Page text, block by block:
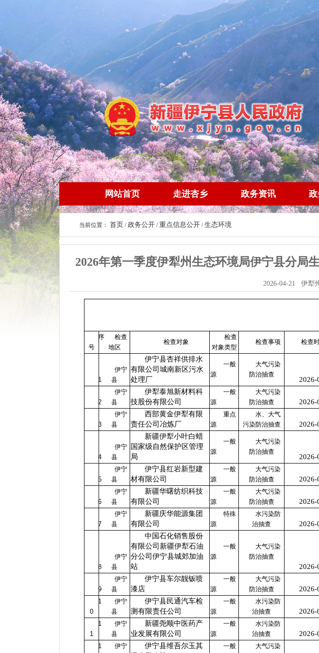
网站首页 走进杏乡 政务资讯
当前位置： 首页 /政务公开 /重点信息公开 /生态环境
2026年第一季度伊犁州生态环境局伊宁县分局
2026-04-21 伊犁
序
号
检查
地区
检查对象
检查
对象类型
检查事项 检查
1
伊宁
县
伊宁县杏祥供排水
有限公司城南新区污水
处理厂
一般
源
大气污染
防治抽查
2026-
2
伊宁
县
伊犁泰旭新材料科
技股份有限公司
一般
源
大气污染
防治抽查
2026-
3
伊宁
县
西部黄金伊犁有限
责任公司冶炼厂
重点
源
水、大气
污染防治抽查
2026-
4
伊宁
县
新疆伊犁小叶白蜡
国家级自然保护区管理
局
一般
源
大气污染
防治抽查
2026-
5
伊宁
县
伊宁县红岩新型建
材有限公司
一般
源
大气污染
防治抽查
2026-
6
伊宁
县
新疆华曙纺织科技
有限公司
一般
源
大气污染
防治抽查
2026-
7
伊宁
县
新疆庆华能源集团
有限公司
特殊
源
水污染防
治抽查
2026-
8
伊宁
县
中国石化销售股份
有限公司新疆伊犁石油
分公司伊宁县城郊加油
站
一般
源
大气污染
防治抽查
2026-
9
伊宁
县
伊宁县车尔靓钣喷
漆店
一般
源
大气污染
防治抽查
2026-
1
0
伊宁
县
伊宁县民通汽车检
测有限责任公司
一般
源
水污染防
治抽查
2026-
1
1
伊宁
县
新疆尧顺中医药产
业发展有限公司
一般
源
水污染防
治抽查
2026-
1
伊宁
伊宁县维吾尔玉其
一般
大气污染